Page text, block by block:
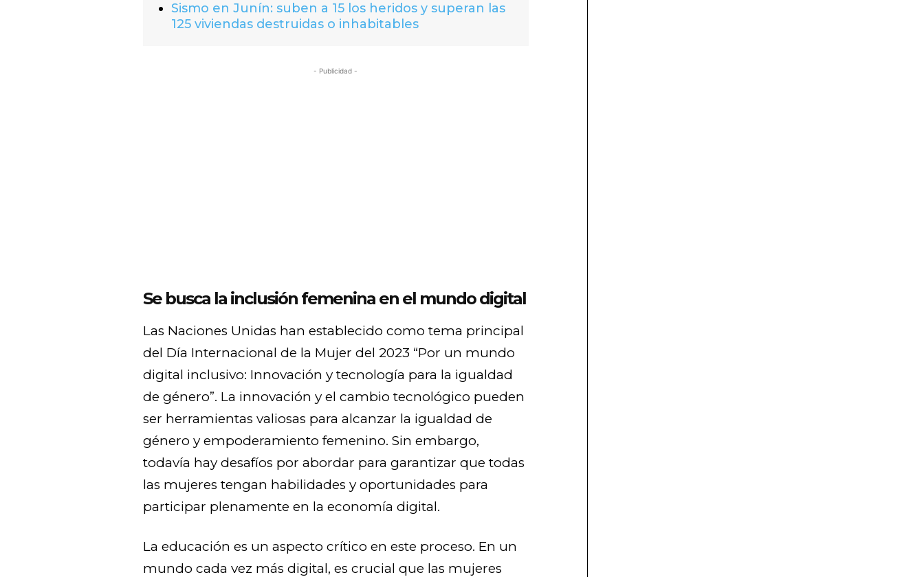
Sismo en Junín: suben a 15 los heridos y superan las
125 viviendas destruidas o inhabitables
- Publicidad -
Se busca la inclusión femenina en el mundo digital
Las Naciones Unidas han establecido como tema principal
del Día Internacional de la Mujer del 2023 “Por un mundo
digital inclusivo: Innovación y tecnología para la igualdad
de género”. La innovación y el cambio tecnológico pueden
ser herramientas valiosas para alcanzar la igualdad de
género y empoderamiento femenino. Sin embargo,
todavía hay desafíos por abordar para garantizar que todas
las mujeres tengan habilidades y oportunidades para
participar plenamente en la economía digital.
La educación es un aspecto crítico en este proceso. En un
mundo cada vez más digital, es crucial que las mujeres